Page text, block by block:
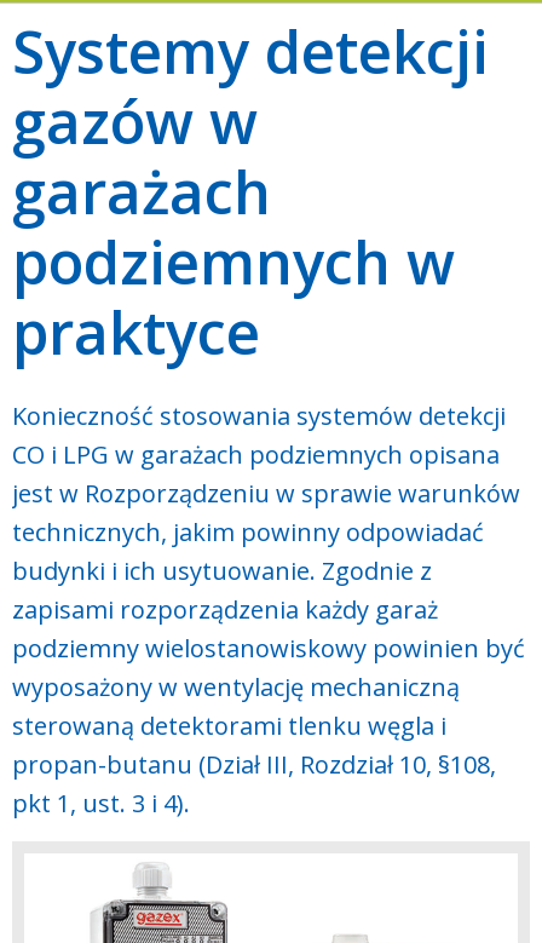
Systemy detekcji
gazów w
garażach
podziemnych w
praktyce
Konieczność stosowania systemów detekcji
CO i LPG w garażach podziemnych opisana
jest w Rozporządzeniu w sprawie warunków
technicznych, jakim powinny odpowiadać
budynki i ich usytuowanie. Zgodnie z
zapisami rozporządzenia każdy garaż
podziemny wielostanowiskowy powinien być
wyposażony w wentylację mechaniczną
sterowaną detektorami tlenku węgla i
propan-butanu (Dział III, Rozdział 10, §108,
pkt 1, ust. 3 i 4).